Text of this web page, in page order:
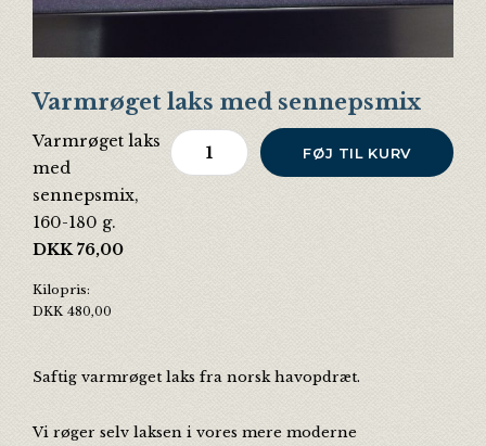
Varmrøget laks med sennepsmix
Varmrøget laks
med
sennepsmix,
160-180 g.
DKK 76,00
Kilopris:
DKK 480,00
Varmrøget laks med sennepsmix
FØJ TIL KURV
Saftig varmrøget laks fra norsk havopdræt.
Vi røger selv laksen i vores mere moderne